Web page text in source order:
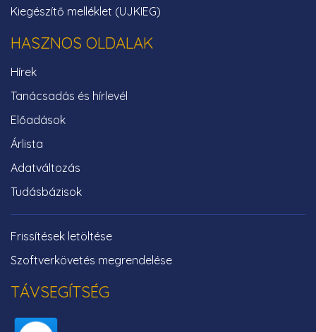
Kiegészítő melléklet (UJKIEG)
HASZNOS OLDALAK
Hírek
Tanácsadás és hírlevél
Előadások
Árlista
Adatváltozás
Tudásbázisok
Frissítések letöltése
Szoftverkövetés megrendelése
TÁVSEGÍTSÉG